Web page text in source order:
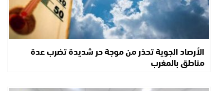
الأرصاد الجوية تحذر من موجة حر شديدة تضرب عدة
مناطق بالمغرب